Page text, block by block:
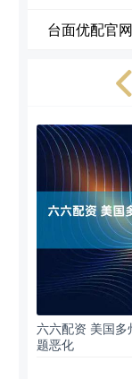
台面优配官
六六配资 美国
题恶化